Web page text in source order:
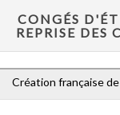
CONGÉS
REPRISE
Création française